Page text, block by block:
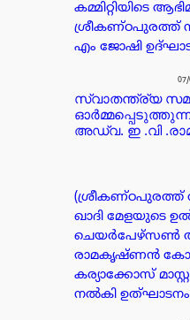
കമ്മിറ്റിയിടെ
ശ്രീകണ്ഠപുരത്ത്
എം ജോഷി
സ്വാതന്ത്ര്യ
അഡ്വ. ഇ .വി
(ശ്രീകണ്ഠപുരത്ത്
ഖാദി മേളയുടെ
ചെയർപേഴ്സൺ
രാമകൃഷ്ണൻ
കര്യാക്കോസ്
നൽകി